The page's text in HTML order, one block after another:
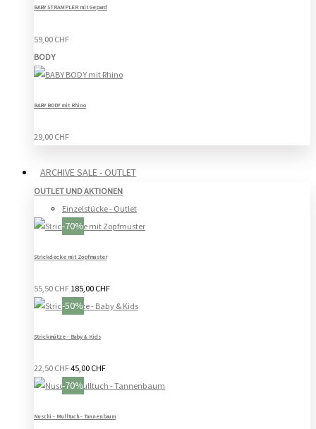
BABY STRAMPLER mit Gepard
59,00 CHF
BODY
BABY BODY mit Rhino
29,00 CHF
ARCHIVE SALE - OUTLET
OUTLET UND AKTIONEN
Einzelstücke - Outlet
-70%
Strickdecke mit Zopfmuster
55,50 CHF 185,00 CHF
-50%
Strickmütze - Baby & Kids
22,50 CHF45,00 CHF
-70%
Nuschi - Mulltuch - Tannenbaum